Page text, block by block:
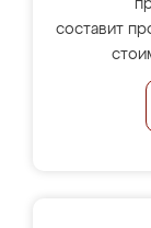
составит